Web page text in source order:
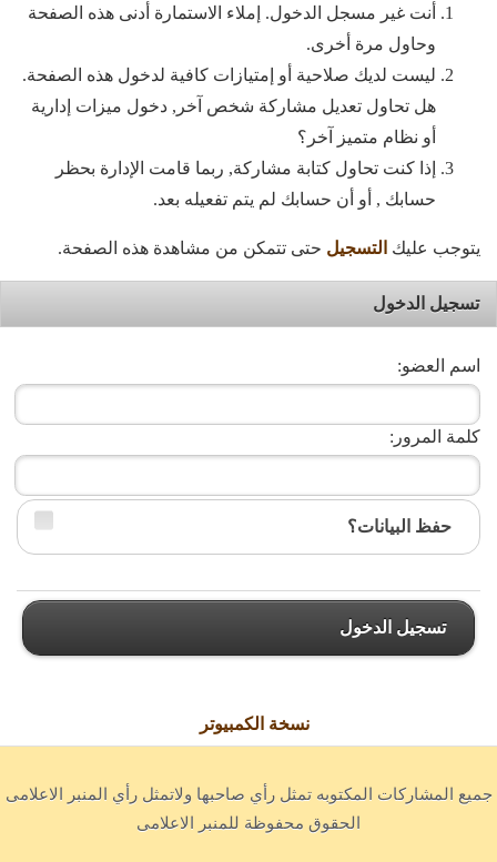
أنت غير مسجل الدخول. إملاء الاستمارة أدنى هذه الصفحة
وحاول مرة أخرى.
ليست لديك صلاحية أو إمتيازات كافية لدخول هذه الصفحة.
هل تحاول تعديل مشاركة شخص آخر, دخول ميزات إدارية
أو نظام متميز آخر؟
إذا كنت تحاول كتابة مشاركة, ربما قامت الإدارة بحظر
حسابك , أو أن حسابك لم يتم تفعيله بعد.
يتوجب عليك التسجيل حتى تتمكن من مشاهدة هذه الصفحة.
تسجيل الدخول
اسم العضو:
كلمة المرور:
حفظ البيانات؟
تسجيل الدخول
نسخة الكمبيوتر
جميع المشاركات المكتوبه تمثل رأي صاحبها ولاتمثل رأي المنبر الاعلامى
الحقوق محفوظة للمنبر الاعلامى